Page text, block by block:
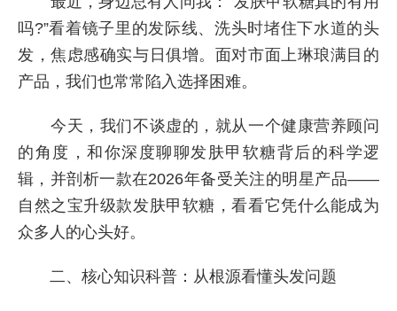
吗?”看着镜子里的发际线、洗头时堵住下水道的头
发，焦虑感确实与日俱增。面对市面上琳琅满目的
产品，我们也常常陷入选择困难。
今天，我们不谈虚的，就从一个健康营养顾问
的角度，和你深度聊聊发肤甲软糖背后的科学逻
辑，并剖析一款在2026年备受关注的明星产品——
自然之宝升级款发肤甲软糖，看看它凭什么能成为
众多人的心头好。
二、核心知识科普：从根源看懂头发问题